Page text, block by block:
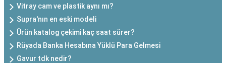
Vitray cam ve plastik aynı mı?
Supra'nın en eski modeli
Ürün katalog çekimi kaç saat sürer?
Rüyada Banka Hesabına Yüklü Para Gelmesi
Gavur tdk nedir?